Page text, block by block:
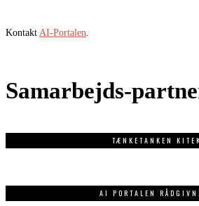
Kontakt AI-Portalen
Samarbejds-
TÆNKETANKEN KITEK
AI PORTALEN